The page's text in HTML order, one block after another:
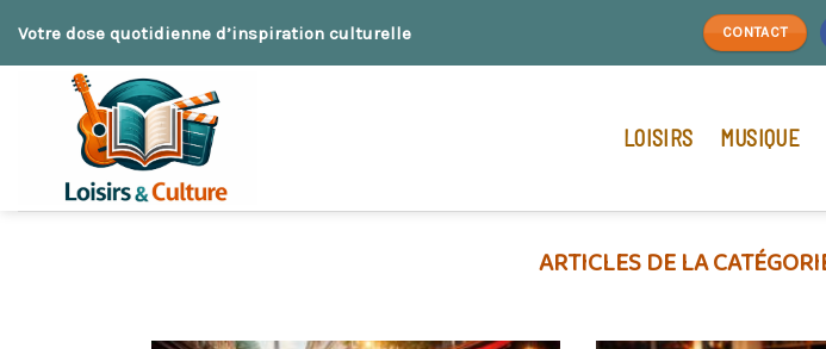
Votre dose quotidienne d’inspiration culturelle CONTACT
LOISIRS MUSIQUE